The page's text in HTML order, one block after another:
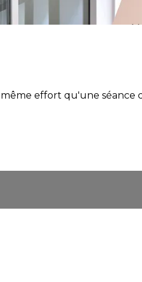
effort qu'une séance